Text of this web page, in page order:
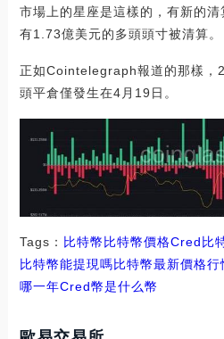
市場上的星座是這樣的，有新的
有1.73億美元的多頭頭寸被清算。
正如Cointelegraph報道的那樣，
頭平倉僅發生在4月19日。
Tags： 比特幣 比特幣價格Cred比
比特幣能提現嗎比特幣最新價格
哪一年Cred幣是什么幣